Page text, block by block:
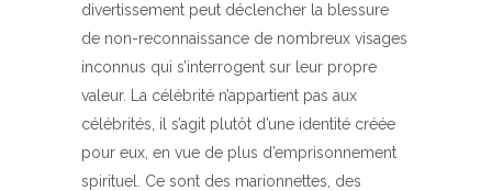
divertissement peut déclencher la blessure
de non-reconnaissance de nombreux visages
inconnus qui s’interrogent sur leur propre
valeur. La célébrité n’appartient pas aux
célébrités, il s’agit plutôt d’une identité créée
pour eux, en vue de plus d’emprisonnement
spirituel. Ce sont des marionnettes, des